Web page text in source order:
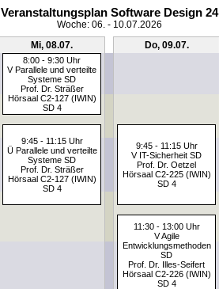
Veranstaltungsplan Software Design 24
Woche: 06. - 10.07.2026
Mi, 08.07. Do, 09.07.
8:00 - 9:30 Uhr
V Parallele und verteilte
Systeme SD
Prof. Dr. Sträßer
Hörsaal C2-127 (IWIN)
SD 4
9:45 - 11:15 Uhr
Ü Parallele und verteilte
Systeme SD
Prof. Dr. Sträßer
Hörsaal C2-127 (IWIN)
SD 4
9:45 - 11:15 Uhr
V IT-Sicherheit SD
Prof. Dr. Oetzel
Hörsaal C2-225 (IWIN)
SD 4
11:30 - 13:00 Uhr
V Agile
Entwicklungsmethoden
SD
Prof. Dr. Illes-Seifert
Hörsaal C2-226 (IWIN)
SD 4